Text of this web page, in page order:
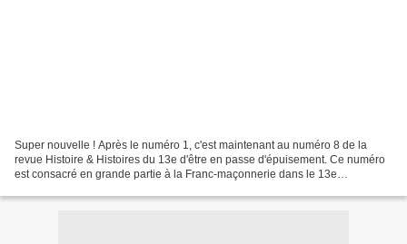
Super nouvelle ! Après le numéro 1, c'est maintenant au numéro 8 de la
revue Histoire & Histoires du 13e d'être en passe d'épuisement. Ce numéro
est consacré en grande partie à la Franc-maçonnerie dans le 13e